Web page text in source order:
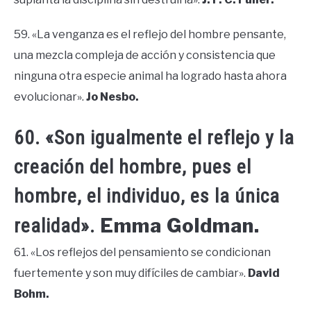
59. «La venganza es el reflejo del hombre pensante,
una mezcla compleja de acción y consistencia que
ninguna otra especie animal ha logrado hasta ahora
evolucionar». Jo Nesbo.
60. «Son igualmente el reflejo y la
creación del hombre, pues el
hombre, el individuo, es la única
realidad». Emma Goldman.
61. «Los reflejos del pensamiento se condicionan
fuertemente y son muy difíciles de cambiar». David
Bohm.